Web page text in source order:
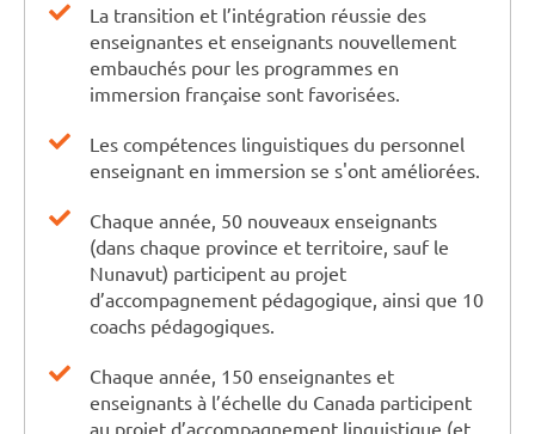
La transition et l’intégration réussie des
enseignantes et enseignants nouvellement
embauchés pour les programmes en
immersion française sont favorisées.
Les compétences linguistiques du personnel
enseignant en immersion se s'ont améliorées.
Chaque année, 50 nouveaux enseignants
(dans chaque province et territoire, sauf le
Nunavut) participent au projet
d’accompagnement pédagogique, ainsi que 10
coachs pédagogiques.
Chaque année, 150 enseignantes et
enseignants à l’échelle du Canada participent
au projet d’accompagnement linguistique (et